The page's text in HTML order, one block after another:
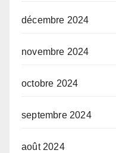
décembre 2024
novembre 2024
octobre 2024
septembre 2024
août 2024